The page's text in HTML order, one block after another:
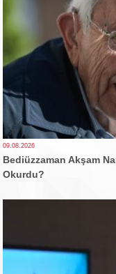
09.08.2026
Bediüzzaman Akşam
Okurdu?